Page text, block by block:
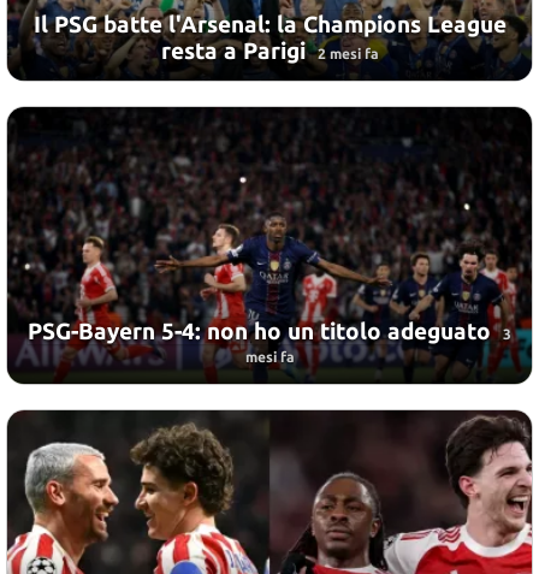
Il PSG batte l'Arsenal: la Champions League
resta a Parigi 2 mesi fa
PSG-Bayern 5-4: non ho un titolo adeguato 3
mesi fa